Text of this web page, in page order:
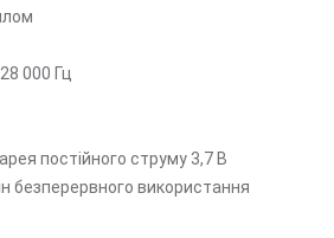
000 Гц
постійного струму 3,7 В
безперервного використання